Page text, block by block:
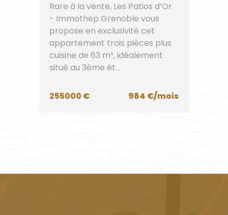
Rare à la vente, Les Patios d’Or
- Immothep Grenoble vous
propose en exclusivité cet
appartement trois pièces plus
cuisine de 63 m², idéalement
situé au 3ème ét...
255000 € 984 €/mois